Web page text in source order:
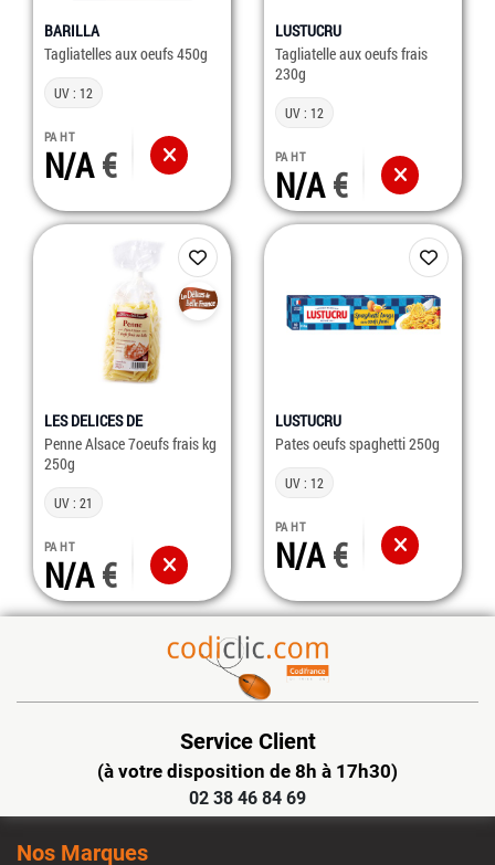
BARILLA
Tagliatelles aux oeufs 450g
UV : 12
PA HT
N/A
LUSTUCRU
Tagliatelle aux oeufs frais
230g
UV : 12
PA HT
N/A
LES DELICES DE
Penne Alsace 7oeufs frais kg
250g
UV : 21
PA HT
N/A
LUSTUCRU
Pates oeufs spaghetti 250g
UV : 12
PA HT
N/A
Service Client
(à votre disposition de 8h à 17h30)
02 38 46 84 69
Nos Marques